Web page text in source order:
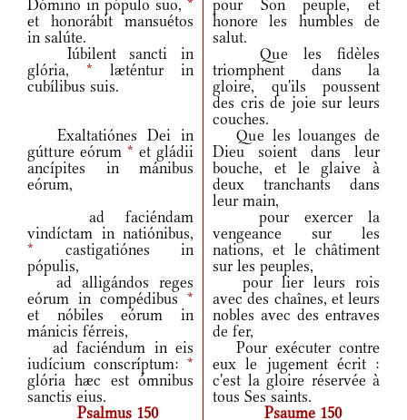
Dómino in pópulo suo, *
et honorábit mansuétos
in salúte.
pour Son peuple, et
honore les humbles de
salut.
Iúbilent sancti in
glória, * læténtur in
cubílibus suis.
Que les fidèles
triomphent dans la
gloire, qu'ils poussent
des cris de joie sur leurs
couches.
Exaltatiónes Dei in
gútture eórum * et gládii
ancípites in mánibus
eórum,
Que les louanges de
Dieu soient dans leur
bouche, et le glaive à
deux tranchants dans
leur main,
ad faciéndam
vindíctam in natiónibus,
* castigatiónes in
pópulis,
pour exercer la
vengeance sur les
nations, et le châtiment
sur les peuples,
ad alligándos reges
eórum in compédibus *
et nóbiles eórum in
mánicis férreis,
pour lier leurs rois
avec des chaînes, et leurs
nobles avec des entraves
de fer,
ad faciéndum in eis
iudícium conscríptum: *
glória hæc est ómnibus
sanctis eius.
Pour exécuter contre
eux le jugement écrit :
c'est la gloire réservée à
tous Ses saints.
Psalmus 150
Psaume 150